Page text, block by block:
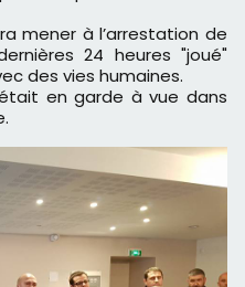
mener à l’arrestation de
24 heures "joué"
des vies humaines.
en garde à vue dans